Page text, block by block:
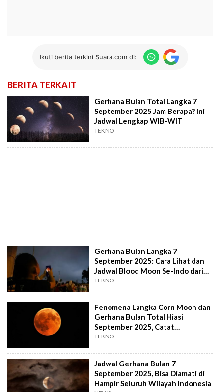
Ikuti berita terkini Suara.com di:
BERITA TERKAIT
Gerhana Bulan Total Langka 7
September 2025 Jam Berapa? Ini
Jadwal Lengkap WIB-WIT
TEKNO
Gerhana Bulan Langka 7
September 2025: Cara Lihat dan
Jadwal Blood Moon Se-Indo dari
WIB-WIT
TEKNO
Fenomena Langka Corn Moon dan
Gerhana Bulan Total Hiasi
September 2025, Catat
Tanggalnya
TEKNO
Jadwal Gerhana Bulan 7
September 2025, Bisa Diamati di
Hampir Seluruh Wilayah Indonesia